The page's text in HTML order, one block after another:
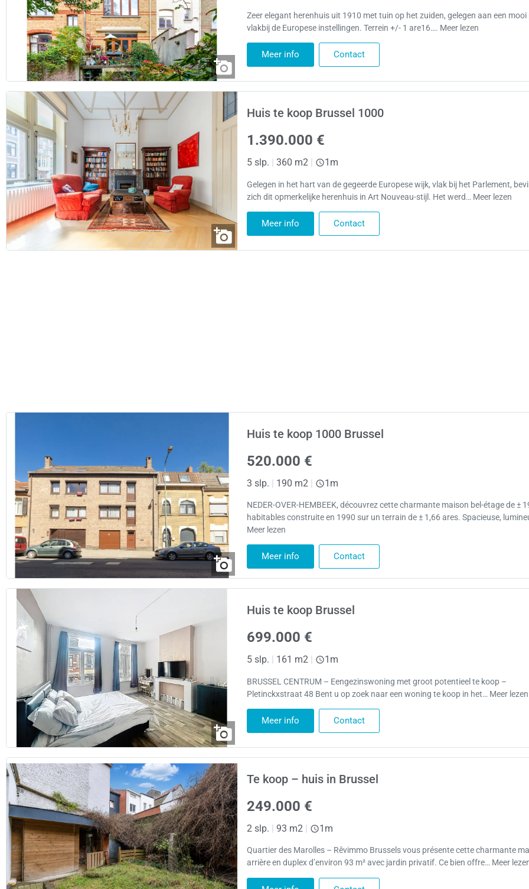
Zeer elegant herenhuis uit 1910 met tuin op het zuiden, gelegen aan een mooi
vlakbij de Europese instellingen. Terrein +/- 1 are16…. Meer lezen
Meer info Contact
Huis te koop Brussel 1000
1.390.000 €
5 slp. 360 m2 1m
Gelegen in het hart van de gegeerde Europese wijk, vlak bij het Parlement,
zich dit opmerkelijke herenhuis in Art Nouveau-stijl. Het werd… Meer lezen
Meer info Contact
Huis te koop 1000 Brussel
520.000 €
3 slp. | 190 m2 | 1m
NEDER-OVER-HEMBEEK, découvrez cette charmante maison bel-étage de ±
habitables construite en 1990 sur un terrain de ± 1,66 ares. Spacieuse,
Meer lezen
Meer info Contact
Huis te koop Brussel
699.000 €
5 slp. 161 m2 1m
BRUSSEL CENTRUM – Eengezinswoning met groot potentieel te koop –
Pletinckxstraat 48 Bent u op zoek naar een woning te koop in het… Meer lezen
Meer info Contact
Te koop – huis in Brussel
249.000 €
2 slp. | 93 m2 | 1m
Quartier des Marolles – Rêvimmo Brussels vous présente cette charmante
arrière en duplex d’environ 93 m² avec jardin privatif. Ce bien offre… Meer